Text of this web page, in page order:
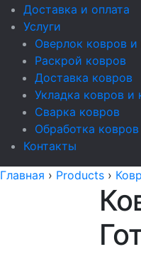
Доставка и оплата
Услуги
Оверлок ковров
Раскрой ковров
Доставка ковров
Укладка ковров
Сварка ковров
Обработка
Контакты
Главная › Products ›